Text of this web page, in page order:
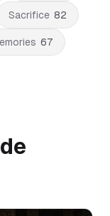
Sacrifice 82
67